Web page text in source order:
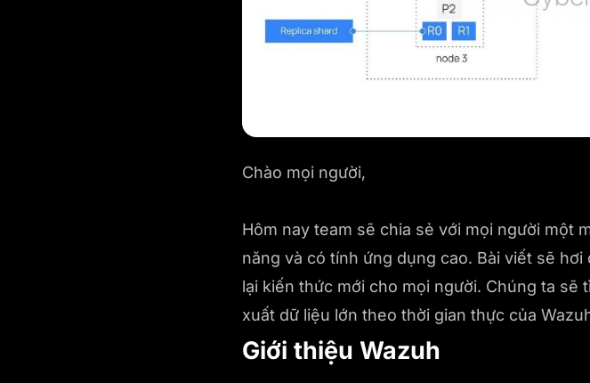
Chào mọi người,
Hôm nay team sẽ chia sẻ với mọi người một
năng và có tính ứng dụng cao. Bài viết sẽ
lại kiến thức mới cho mọi người. Chúng ta
xuất dữ liệu lớn theo thời gian thực của
Giới thiệu Wazuh